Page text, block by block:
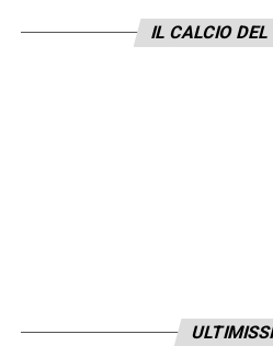
Cacciatore e il
Rossoblù previsti in
IL CALCIO DEL